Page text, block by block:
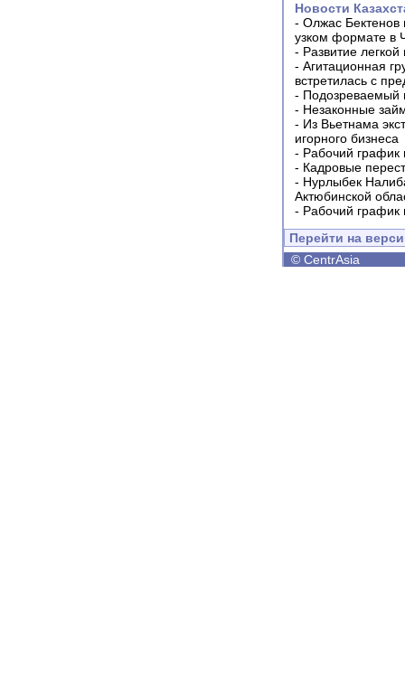
Новости
- Олжас Бектенов
узком формате в
- Развитие
- Агитационная
встретилась с
- Подозреваемый
- Незаконные
- Из Вьетнама
игорного бизнеса
- Рабочий график
- Кадровые
- Нурлыбек
Актюбинской
- Рабочий график
Перейти на
© CentrAsia